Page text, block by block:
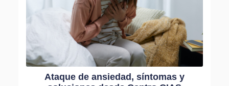
Ataque de ansiedad, síntomas y